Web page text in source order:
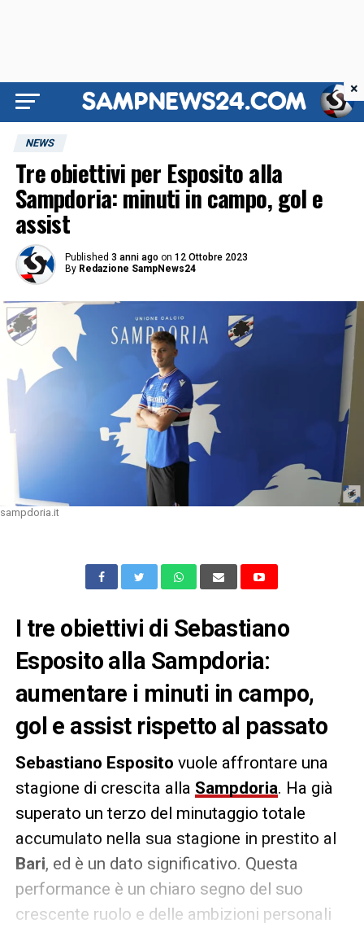
NEWS
Tre obiettivi per Esposito alla
Sampdoria: minuti in campo, gol e
assist
Published 3 anni ago on 12 Ottobre 2023
By Redazione SampNews24
sampdoria.it
I tre obiettivi di Sebastiano
Esposito alla Sampdoria:
aumentare i minuti in campo,
gol e assist rispetto al passato
Sebastiano Esposito vuole affrontare una
stagione di crescita alla Sampdoria. Ha già
superato un terzo del minutaggio totale
accumulato nella sua stagione in prestito al
Bari, ed è un dato significativo. Questa
performance è un chiaro segno del suo
crescente ruolo e delle ambizioni personali
×